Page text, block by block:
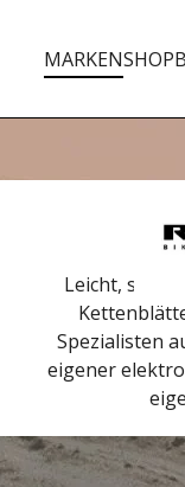
MARKENSHOP
Leicht, steif,
Spezialisten
eigener